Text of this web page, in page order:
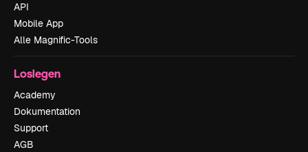
API
Mobile App
Alle Magnific-Tools
Loslegen
Academy
Dokumentation
Support
AGB